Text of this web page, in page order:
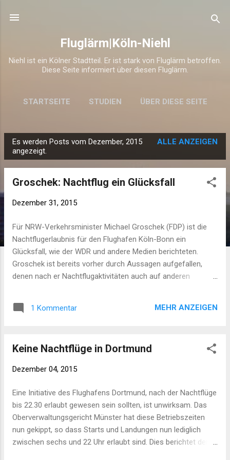
Fluglärm|Köln-Niehl
Niehl ist ein Kölner Stadtteil. Er ist stark von Fluglärm betroffen.
Diese Seite informiert über diesen Fluglärm.
STARTSEITE STUDIEN ÜBER DIESE SEITE
o
Es werden Posts vom Dezember, 2015
angezeigt.
ALLE ANZEIGEN
Groschek: Nachtflug ein Glücksfall
Dezember 31, 2015
Für NRW-Verkehrsminister Michael Groschek (FDP) ist die
Nachtflugerlaubnis für den Flughafen Köln-Bonn ein
Glücksfall, wie der WDR und andere Medien berichteten.
Groschek ist bereits vorher durch Aussagen aufgefallen,
denen nach er Nachtflugaktivitäten auch auf anderen
des Landes Nordrhein-Westfalen NRW dazu ist bislang nicht
Schädigungen der Bevölkerung führt.
1 Kommentar MEHR ANZEIGEN
Keine Nachtflüge in Dortmund
Dezember 04, 2015
Eine Initiative des Flughafens Dortmund, nach der Nachtflüge
bis 22.30 erlaubt gewesen sein sollten, ist unwirksam. Das
Oberverwaltungsgericht Münster hat diese Betriebszeiten
nun gekippt, so dass Starts und Landungen nun lediglich
zwischen sechs und 22 Uhr erlaubt sind. Dies berichtet der